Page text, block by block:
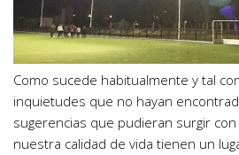
Como sucede habitualmente y tal
inquietudes que no hayan
sugerencias que pudieran surgir
nuestra calidad de vida tienen un